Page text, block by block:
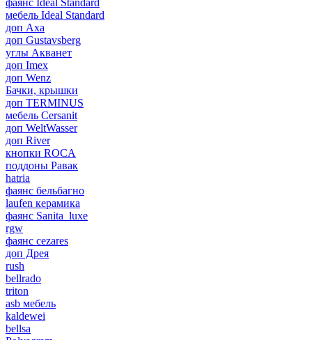
фаянс Ideal Standard
мебель Ideal Standard
доп Axa
доп Gustavsberg
углы Акванет
доп Imex
доп Wenz
Бачки, крышки
доп TERMINUS
мебель Cersanit
доп WeltWasser
доп River
кнопки ROCA
поддоны Равак
hatria
фаянс бельбагно
laufen керамика
фаянс Sanita_luxe
rgw
фаянс cezares
доп Дрея
rush
bellrado
triton
asb мебель
kaldewei
bellsa